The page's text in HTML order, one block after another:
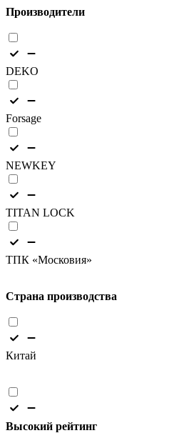
Производители
DEKO
Forsage
NEWKEY
TITAN LOCK
ТПК «Московия»
Страна производства
Китай
Высокий рейтинг